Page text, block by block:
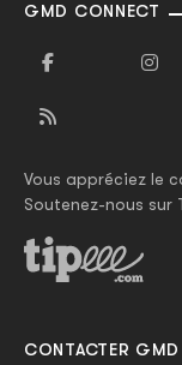
GMD CONNECT
Vous appréciez le
Soutenez-nous sur
CONTACTER GMD